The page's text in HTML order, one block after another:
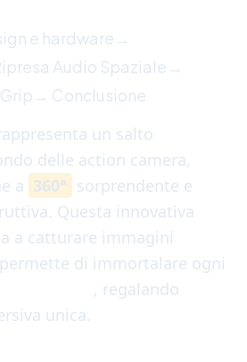
e hardware →
Audio Spaziale →
→ Conclusione
un salto
delle action camera,
a 360° sorprendente e
Questa innovativa
a catturare immagini
di immortalare ogni
, regalando
unica.